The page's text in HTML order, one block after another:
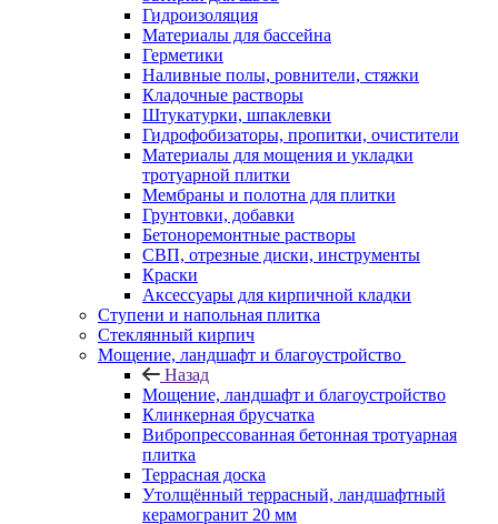
Гидроизоляция
Материалы для бассейна
Герметики
Наливные полы, ровнители, стяжки
Кладочные растворы
Штукатурки, шпаклевки
Гидрофобизаторы, пропитки, очистители
Материалы для мощения и укладки
тротуарной плитки
Мембраны и полотна для плитки
Грунтовки, добавки
Бетоноремонтные растворы
СВП, отрезные диски, инструменты
Краски
Аксессуары для кирпичной кладки
Ступени и напольная плитка
Cтеклянный кирпич
Мощение, ландшафт и благоустройство
Назад
Мощение, ландшафт и благоустройство
Клинкерная брусчатка
Вибропрессованная бетонная тротуарная
плитка
Террасная доска
Утолщённый террасный, ландшафтный
керамогранит 20 мм